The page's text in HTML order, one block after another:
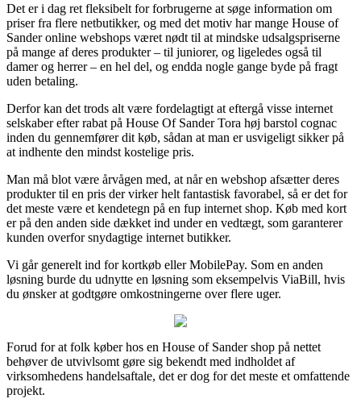
Det er i dag ret fleksibelt for forbrugerne at søge information om
priser fra flere netbutikker, og med det motiv har mange House of
Sander online webshops været nødt til at mindske udsalgspriserne
på mange af deres produkter – til juniorer, og ligeledes også til
damer og herrer – en hel del, og endda nogle gange byde på fragt
uden betaling.
Derfor kan det trods alt være fordelagtigt at eftergå visse internet
selskaber efter rabat på House Of Sander Tora høj barstol cognac
inden du gennemfører dit køb, sådan at man er usvigeligt sikker på
at indhente den mindst kostelige pris.
Man må blot være årvågen med, at når en webshop afsætter deres
produkter til en pris der virker helt fantastisk favorabel, så er det for
det meste være et kendetegn på en fup internet shop. Køb med kort
er på den anden side dækket ind under en vedtægt, som garanterer
kunden overfor snydagtige internet butikker.
Vi går generelt ind for kortkøb eller MobilePay. Som en anden
løsning burde du udnytte en løsning som eksempelvis ViaBill, hvis
du ønsker at godtgøre omkostningerne over flere uger.
Forud for at folk køber hos en House of Sander shop på nettet
behøver de utvivlsomt gøre sig bekendt med indholdet af
virksomhedens handelsaftale, det er dog for det meste et omfattende
projekt.